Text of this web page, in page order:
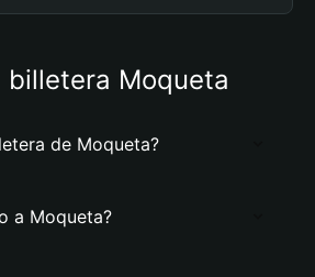
billetera Moqueta
de Moqueta?
a Moqueta?